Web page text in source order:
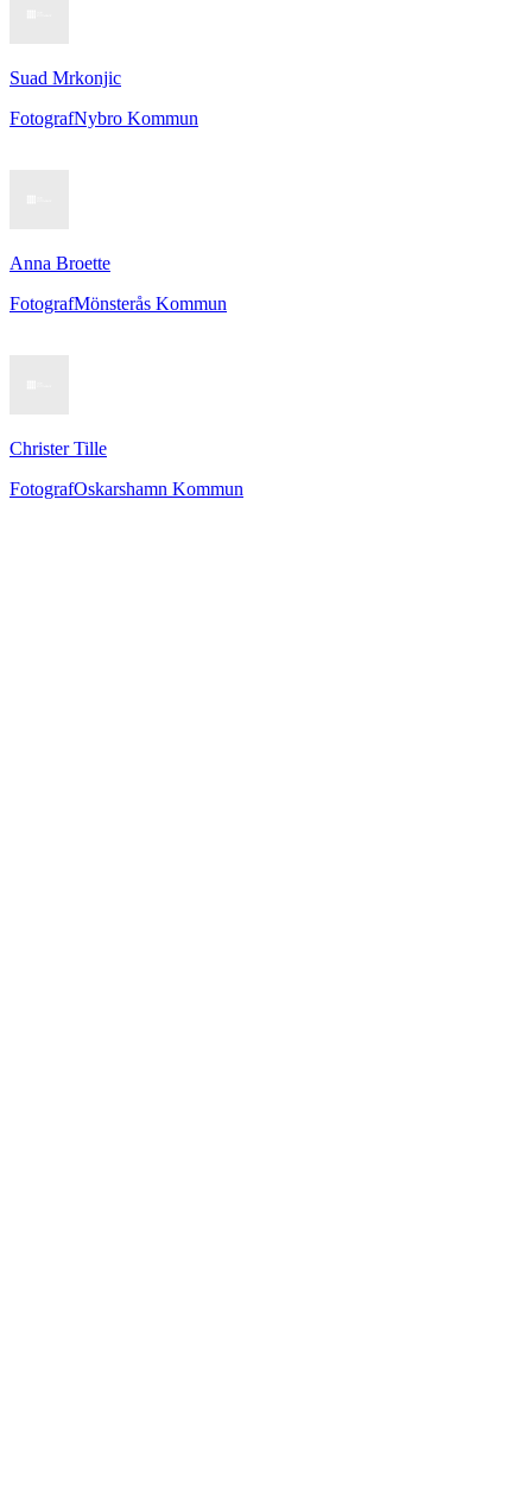
Suad Mrkonjic
FotografNybro Kommun
Anna Broette
FotografMönsterås Kommun
Christer Tille
FotografOskarshamn Kommun